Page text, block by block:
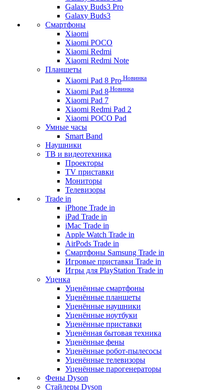
Galaxy Buds3 Pro
Galaxy Buds3
Смартфоны
Xiaomi
Xiaomi POCO
Xiaomi Redmi
Xiaomi Redmi Note
Планшеты
Xiaomi Pad 8 Pro Новинка
Xiaomi Pad 8 Новинка
Xiaomi Pad 7
Xiaomi Redmi Pad 2
Xiaomi POCO Pad
Умные часы
Smart Band
Наушники
ТВ и видеотехника
Проекторы
TV приставки
Мониторы
Телевизоры
Trade in
iPhone Trade in
iPad Trade in
iMac Trade in
Apple Watch Trade in
AirPods Trade in
Смартфоны Samsung Trade in
Игровые приставки Trade in
Игры для PlayStation Trade in
Уценка
Уценённые смартфоны
Уценённые планшеты
Уценённые наушники
Уценённые ноутбуки
Уценённые приставки
Уценённая бытовая техника
Уценённые фены
Уценённые робот-пылесосы
Уценённые телевизоры
Уценённые парогенераторы
Фены Dyson
Стайлеры Dyson